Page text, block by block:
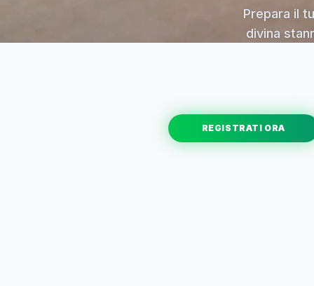
Prepara il
divina
REGISTRATI ORA